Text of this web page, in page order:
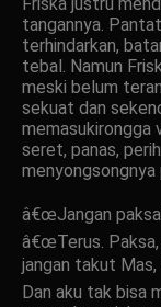
tangannya.
terhindarkan,
tebal. Namun
meski belum
sekuat dan
memasukirongga
seret, panas,
menyongsongnya
â€œJangan
â€œTerus. Paksa,
jangan takut Mas,
Dan aku tak bisa